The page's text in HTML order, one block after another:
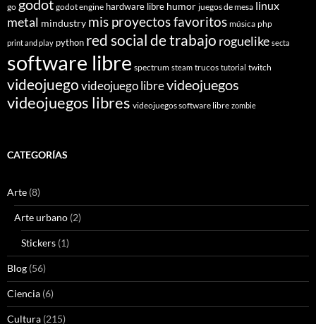
go godot godot engine hardware libre humor juegos de mesa linux
metal mindustry mis proyectos favoritos música php
print and play python red social de trabajo roguelike secta
software libre spectrum steam trucos tutorial twitch
videojuegovideojuego librevideojuegos
videojuegos libres videojuegos software libre zombie
CATEGORÍAS
Arte (8)
Arte urbano (2)
Stickers (1)
Blog (56)
Ciencia (6)
Cultura (215)